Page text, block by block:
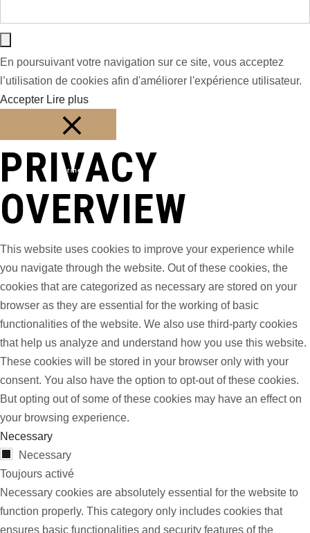
En poursuivant votre navigation sur ce site, vous acceptez
l’utilisation de cookies afin d'améliorer l'expérience utilisateur.
Accepter Lire plus
Fermer
PRIVACY
OVERVIEW
This website uses cookies to improve your experience while
you navigate through the website. Out of these cookies, the
cookies that are categorized as necessary are stored on your
browser as they are essential for the working of basic
functionalities of the website. We also use third-party cookies
that help us analyze and understand how you use this website.
These cookies will be stored in your browser only with your
consent. You also have the option to opt-out of these cookies.
But opting out of some of these cookies may have an effect on
your browsing experience.
Necessary
Necessary
Toujours activé
Necessary cookies are absolutely essential for the website to
function properly. This category only includes cookies that
ensures basic functionalities and security features of the